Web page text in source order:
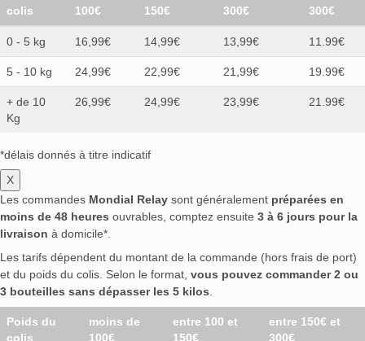
colis
100€
150€
300€
300€
0 - 5 kg 16,99€ 14,99€ 13,99€ 11.99€
5 - 10 kg 24,99€ 22,99€ 21,99€ 19.99€
+ de 10
Kg
26,99€ 24,99€ 23,99€ 21.99€
*délais donnés à titre indicatif
X
Les commandes Mondial Relay sont généralement préparées en
moins de 48 heures ouvrables, comptez ensuite 3 à 6 jours pour la
livraison à domicile*.
Les tarifs dépendent du montant de la commande (hors frais de port)
et du poids du colis. Selon le format, vous pouvez commander 2 ou
3 bouteilles sans dépasser les 5 kilos
Poids du
colis
moins de
100€
entre 100 et
150€
entre 150€ et
300€